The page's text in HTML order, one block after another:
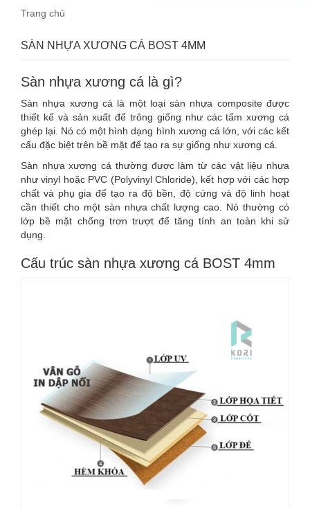
Trang chủ
SÀN NHỰA XƯƠNG CÁ BOST 4MM
Sàn nhựa xương cá là gì?
Sàn nhựa xương cá là một loại sàn nhựa composite được
thiết kế và sản xuất để trông giống như các tấm xương cá
ghép lại. Nó có một hình dạng hình xương cá lớn, với các kết
cấu đặc biệt trên bề mặt để tạo ra sự giống như xương cá.
Sàn nhựa xương cá thường được làm từ các vật liệu nhựa
như vinyl hoặc PVC (Polyvinyl Chloride), kết hợp với các hợp
chất và phụ gia để tạo ra độ bền, độ cứng và độ linh hoạt
cần thiết cho một sàn nhựa chất lượng cao. Nó thường có
lớp bề mặt chống trơn trượt để tăng tính an toàn khi sử
dụng.
Cấu trúc sàn nhựa xương cá BOST 4mm